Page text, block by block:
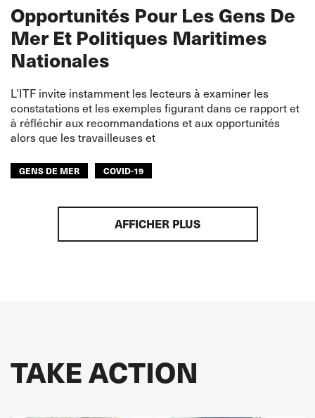
Opportunités Pour Les Gens De
Mer Et Politiques Maritimes
Nationales
L’ITF invite instamment les lecteurs à examiner les
constatations et les exemples figurant dans ce rapport et
à réfléchir aux recommandations et aux opportunités
alors que les travailleuses et
GENS DE MER COVID-19
AFFICHER PLUS
TAKE ACTION